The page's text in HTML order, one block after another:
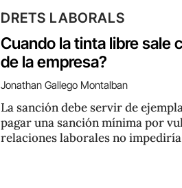
DRETS LABORALS
Cuando la tinta libre sale
de la empresa?
Jonathan Gallego Montalban
La sanción debe servir de
pagar una sanción mínima por
relaciones laborales no